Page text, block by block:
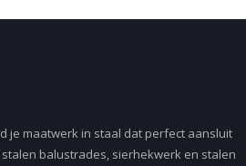
je maatwerk in staal dat perfect aansluit
balustrades, sierhekwerk en stalen